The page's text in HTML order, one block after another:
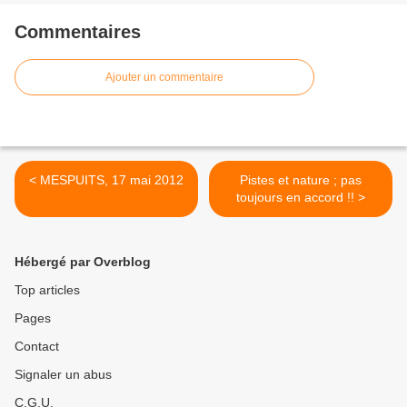
Commentaires
Ajouter un commentaire
< MESPUITS, 17 mai 2012
Pistes et nature ; pas
toujours en accord !! >
Hébergé par Overblog
Top articles
Pages
Contact
Signaler un abus
C.G.U.